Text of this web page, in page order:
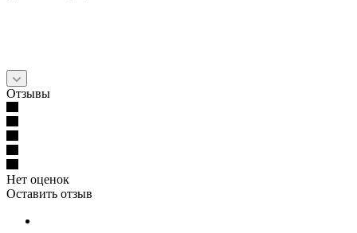
Отзывы
Нет оценок
Оставить отзыв